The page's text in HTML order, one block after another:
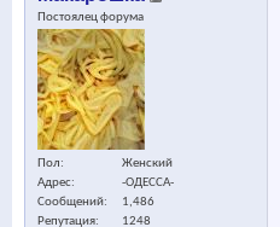
Постоялец форума
Пол
Женский
Адрес
-ОДЕССА-
Сообщений
1,486
Репутация
1248